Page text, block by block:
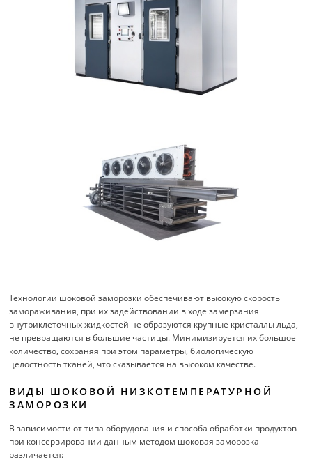
Технологии шоковой заморозки обеспечивают высокую скорость
замораживания, при их задействовании в ходе замерзания
внутриклеточных жидкостей не образуются крупные кристаллы льда,
не превращаются в большие частицы. Минимизируется их большое
количество, сохраняя при этом параметры, биологическую
целостность тканей, что сказывается на высоком качестве.
ВИДЫ ШОКОВОЙ НИЗКОТЕМПЕРАТУРНОЙ
ЗАМОРОЗКИ
В зависимости от типа оборудования и способа обработки продуктов
при консервировании данным методом шоковая заморозка
различается: